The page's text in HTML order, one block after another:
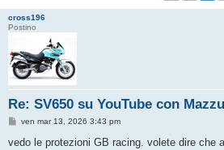
cross196
Postino
Re: SV650 su YouTube con
M
s
ven mar 13, 2026 3:43 pm
vedo le protezioni GB racing. volete dire che